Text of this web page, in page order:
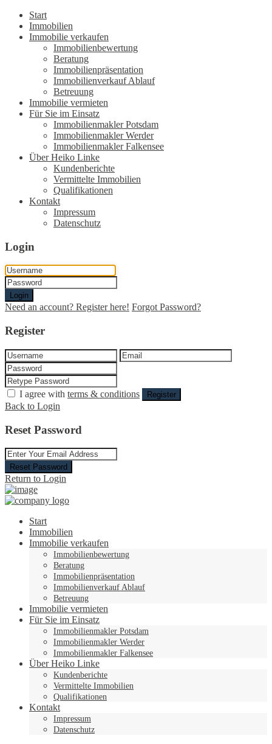
Start
Immobilien
Immobilie verkaufen
Immobilienbewertung
Beratung
Immobilienpräsentation
Immobilienverkauf Ablauf
Betreuung
Immobilie vermieten
Für Sie im Einsatz
Immobilienmakler Potsdam
Immobilienmakler Werder
Immobilienmakler Falkensee
Über Heiko Linke
Kundenberichte
Vermittelte Immobilien
Qualifikationen
Kontakt
Impressum
Datenschutz
Login
Login
Need an account? Register here! Forgot Password?
Register
I agree with terms & conditions Register
Back to Login
Reset Password
Reset Password
Return to Login
Start
Immobilien
Immobilie verkaufen
Immobilienbewertung
Beratung
Immobilienpräsentation
Immobilienverkauf Ablauf
Betreuung
Immobilie vermieten
Für Sie im Einsatz
Immobilienmakler Potsdam
Immobilienmakler Werder
Immobilienmakler Falkensee
Über Heiko Linke
Kundenberichte
Vermittelte Immobilien
Qualifikationen
Kontakt
Impressum
Datenschutz